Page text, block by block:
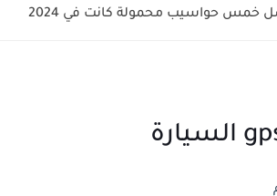
خمس حواسيب محمولة كانت في 2024